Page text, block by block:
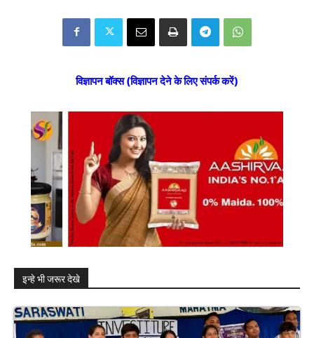
विज्ञापन बॉक्स (विज्ञापन देने के लिए संपर्क करें)
इन्हे भी जरूर देखे